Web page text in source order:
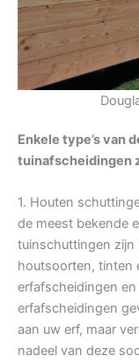
Enkele type’s van
tuinafscheidingen
1. Houten
de meest bekende
tuinschuttingen zijn
houtsoorten, tinten
erfafscheidingen
erfafscheidingen
aan uw erf, maar
nadeel van deze